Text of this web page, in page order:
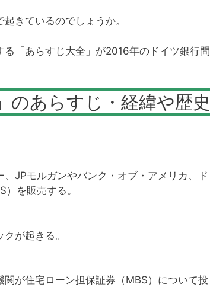
きているのでしょうか。
「あらすじ大全」が2016年のドイツ銀行問
のあらすじ・経緯や歴史
JPモルガンやバンク・オブ・アメリカ、ド
を販売する。
が起きる。
が住宅ローン担保証券（MBS）について投